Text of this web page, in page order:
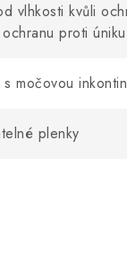
vlhkosti kvůli
proti úniku
močovou
plenky